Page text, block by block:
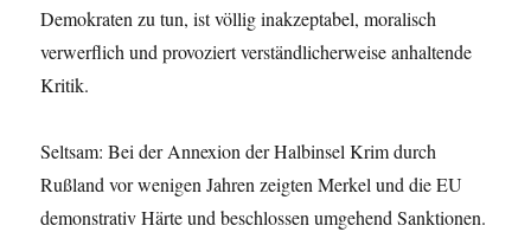
Demokraten zu tun, ist völlig inakzeptabel, moralisch
verwerflich und provoziert verständlicherweise anhaltende
Kritik.
Seltsam: Bei der Annexion der Halbinsel Krim durch
Rußland vor wenigen Jahren zeigten Merkel und die EU
demonstrativ Härte und beschlossen umgehend Sanktionen.